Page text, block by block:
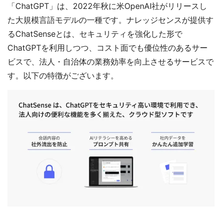
「ChatGPT」は、2022年秋に米OpenAI社がリリースし
た大規模言語モデルの一種です。ナレッジセンスが提供す
るChatSenseとは、セキュリティを強化した形で
ChatGPTを利用しつつ、コスト面でも優位性のあるサー
ビスで、法人・自治体の業務効率を向上させるサービスで
す。以下の特徴がございます。